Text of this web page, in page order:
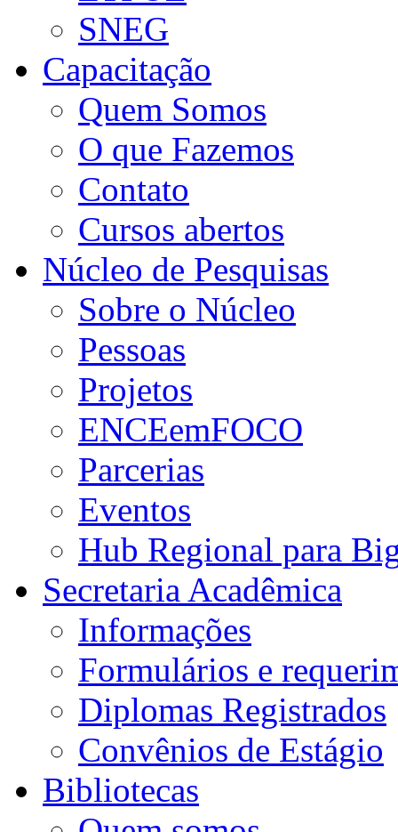
SNEG
Capacitação
Quem Somos
O que Fazemos
Contato
Cursos abertos
Núcleo de Pesquisas
Sobre o Núcleo
Pessoas
Projetos
ENCEemFOCO
Parcerias
Eventos
Hub Regional para
Secretaria Acadêmica
Informações
Formulários e
Diplomas Registrados
Convênios de Estágio
Bibliotecas